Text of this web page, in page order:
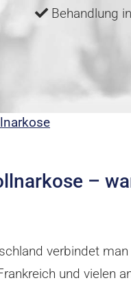
Behandlung
–
verbindet
und vielen